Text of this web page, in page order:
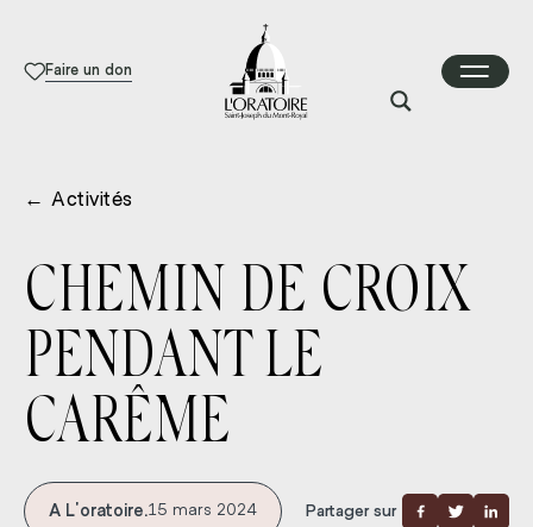
Faire un don
← Activités
CHEMIN DE CROIX
PENDANT LE
CARÊME
A L'oratoire.15 mars 2024 Partager sur